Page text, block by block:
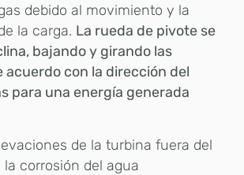
debido al movimiento y la
la carga. La rueda de pivote se
bajando y girando las
acuerdo con la dirección del
para una energía generada
de la turbina fuera del
corrosión del agua